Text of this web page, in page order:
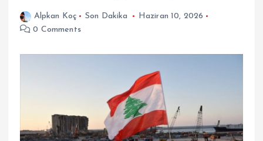
Alpkan Koç Son Dakika
Haziran 10, 2026
0 Comments